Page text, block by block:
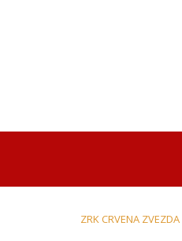
ZRK CRVENA ZVEZDA